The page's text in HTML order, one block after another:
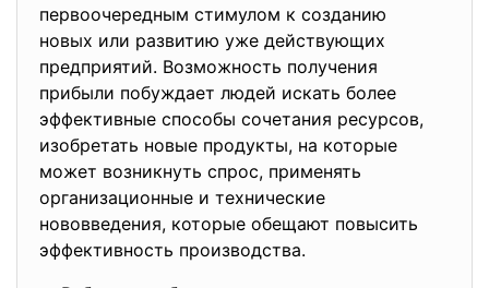
первоочередным стимулом к созданию
новых или развитию уже действующих
предприятий. Возможность получения
прибыли побуждает людей искать более
эффективные способы сочетания ресурсов,
изобретать новые продукты, на которые
может возникнуть спрос, применять
организационные и технические
нововведения, которые обещают повысить
эффективность производства.